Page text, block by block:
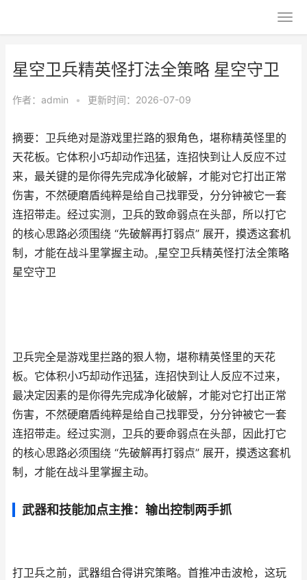
星空卫兵精英怪打法全策略 星空守卫
作者： admin • 更新时间：2026-07-09
摘要：卫兵绝对是游戏里拦路的狠角色，堪称精英怪里的
天花板。它体积小巧却动作迅猛，连招快到让人反应不过
来，最关键的是你得先完成净化破解，才能对它打出正常
伤害，不然硬磨盾纯粹是给自己找罪受，分分钟被它一套
连招带走。经过实测，卫兵的致命弱点在头部，所以打它
的核心思路必须围绕 “先破解再打弱点” 展开，摸透这套机
制，才能在战斗里掌握主动。,星空卫兵精英怪打法全策略
星空守卫
卫兵完全是游戏里拦路的狠人物，堪称精英怪里的天花
板。它体积小巧却动作迅猛，连招快到让人反应不过来，
最决定因素的是你得先完成净化破解，才能对它打出正常
伤害，不然硬磨盾纯粹是给自己找罪受，分分钟被它一套
连招带走。经过实测，卫兵的要命弱点在头部，因此打它
的核心思路必须围绕 “先破解再打弱点” 展开，摸透这套机
制，才能在战斗里掌握主动。
武器和技能加点主推：输出控制两手抓
打卫兵之前，武器组合得讲究策略。首推冲击波枪，这玩